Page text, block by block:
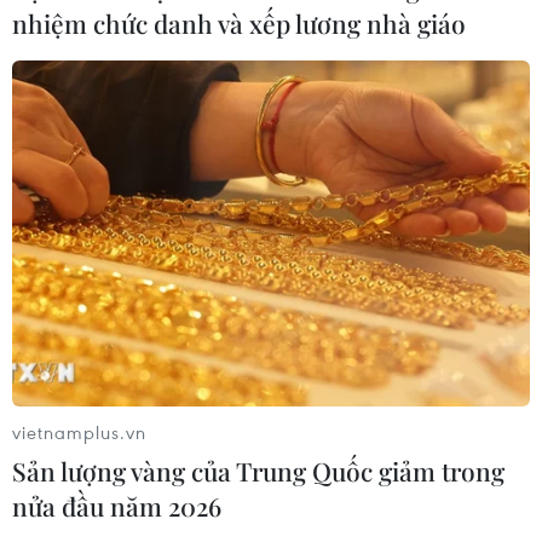
Xem thêm
CƠ QUAN CHỦ QUẢN: THÔNG TẤN XÃ VIỆT NAM
Tổng Biên tập: TRẦN TIẾN DUẨN
Phó Tổng Biên tập: NGUYỄN THỊ TÁM, KHÚC THANH
THỦY
Sở hữu trí tuệ
Quy định sử dụng
RSS
Ngôn ngữ
TTXVN
nhiệm chức danh và xếp lương nhà giáo
vietnamplus.vn
Sản lượng vàng của Trung Quốc giảm trong
nửa đầu năm 2026